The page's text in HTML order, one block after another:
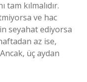
kılmalıdır.
ve hac
seyahat ediyorsa
az ise,
üç aydan